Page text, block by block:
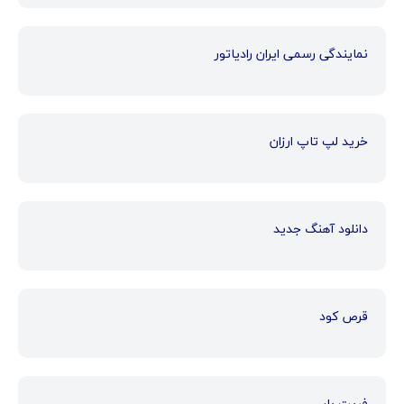
نمایندگی رسمی ایران رادیاتور
خرید لپ تاپ ارزان
دانلود آهنگ جدید
قرص کود